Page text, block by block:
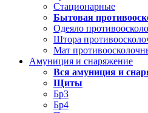
Стационарные
Бытовая
Одеяло
Штора
Мат
Амуниция и снаряжение
Вся амуниция и
Щиты
Бр3
Бр4